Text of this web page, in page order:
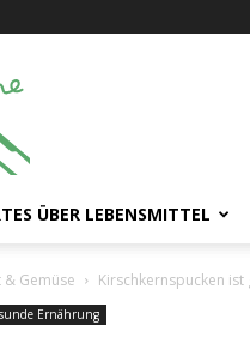
ÜBER LEBENSMITTEL
& Gemüse Kirschkernspucken ist
Ernährung